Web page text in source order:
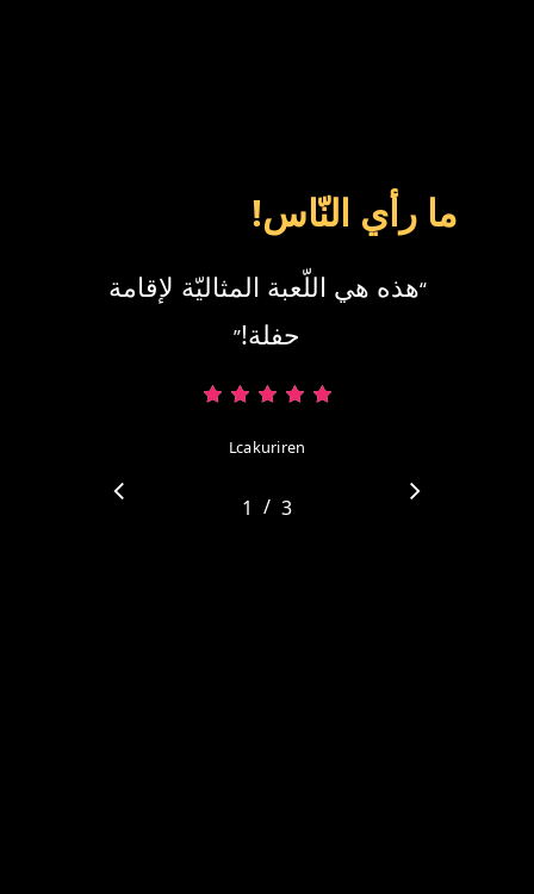
ما رأي النّاس!
“هذه هي اللّعبة المثاليّة لإقامة
حفلة!”
Lcakuriren
1 2 3
/ 3